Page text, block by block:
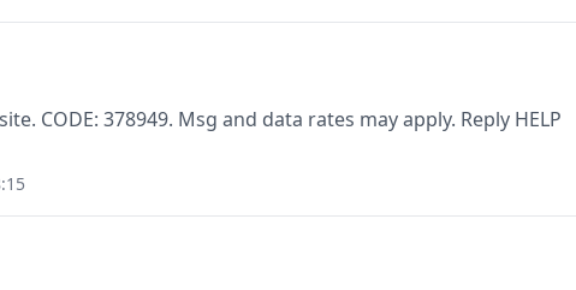
CODE: 378949. Msg and data rates may apply. Reply HELP